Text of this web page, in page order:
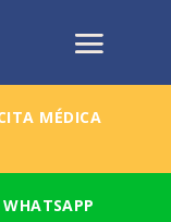
MÉDICA
WHATSAPP